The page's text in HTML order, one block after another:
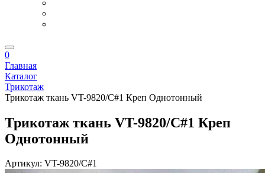
0
Главная
Каталог
Трикотаж
Трикотаж ткань VT-9820/C#1 Креп Однотонный
Трикотаж ткань VT-9820/C#1 Креп
Однотонный
Артикул: VT-9820/C#1